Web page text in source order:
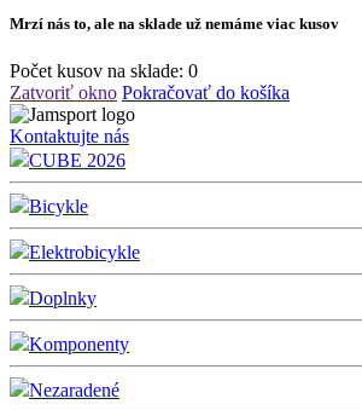
Mrzí nás to, ale na sklade už nemáme viac kusov
Počet kusov na sklade: 0
Zatvoriť okno Pokračovať do košíka
Kontaktujte nás
CUBE 2026
Bicykle
Elektrobicykle
Doplnky
Komponenty
Nezaradené